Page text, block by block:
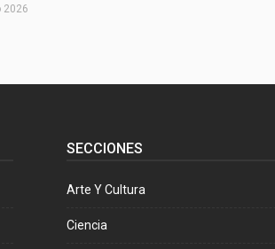
2026
SECCIONES
Arte Y Cultura
Ciencia